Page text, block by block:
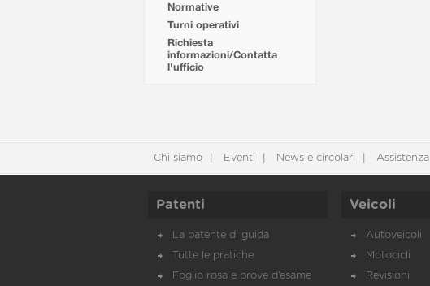
Normative
Turni operativi
Richiesta
informazioni/Contatta
l'ufficio
Chi siamo Eventi News e circolari Assistenza
Patenti
La patente di guida
Tutte le pratiche
Foglio rosa e prove d’esame
Veicoli
Autoveicoli
Motocicli
Revisioni